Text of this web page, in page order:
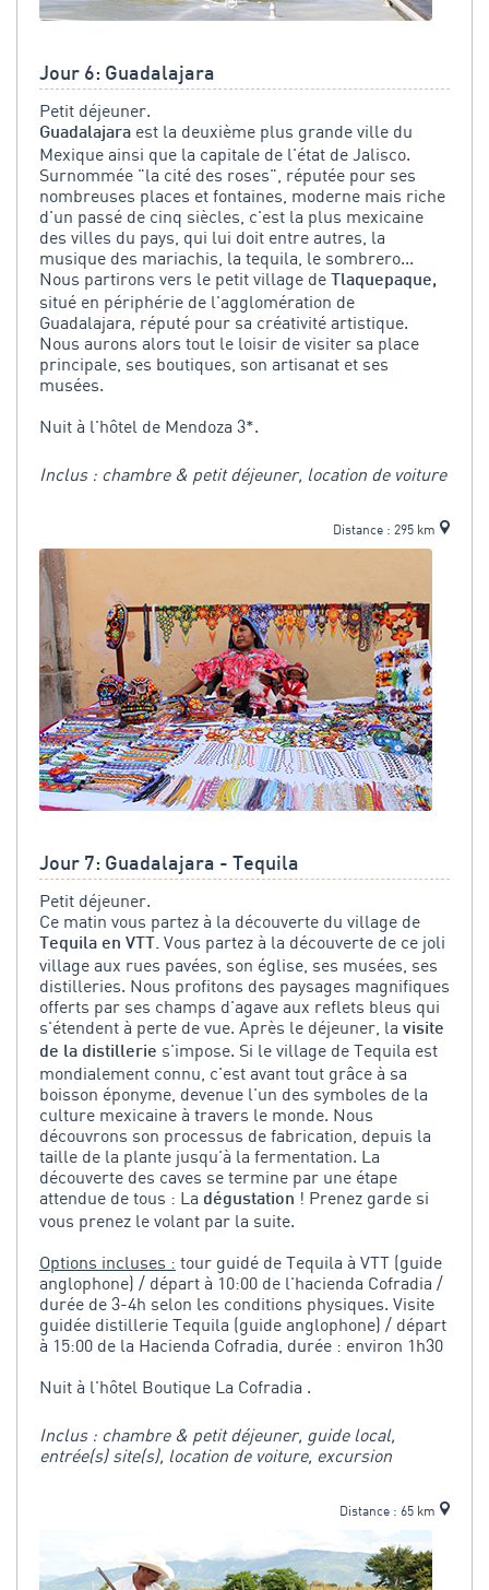
Jour 6: Guadalajara
Petit déjeuner.
Guadalajara est la deuxième plus grande ville du
Mexique ainsi que la capitale de l'état de Jalisco.
Surnommée "la cité des roses", réputée pour ses
nombreuses places et fontaines, moderne mais riche
d'un passé de cinq siècles, c'est la plus mexicaine
des villes du pays, qui lui doit entre autres, la
musique des mariachis, la tequila, le sombrero...
Nous partirons vers le petit village de
Tlaquepaque,
situé en périphérie de l'agglomération de
Guadalajara, réputé pour sa créativité artistique.
Nous aurons alors tout le loisir de visiter sa place
principale, ses boutiques, son artisanat et ses
musées.
Nuit à l'hôtel de Mendoza 3*.
Inclus : chambre & petit déjeuner, location de voiture
Distance : 295 km
Jour 7: Guadalajara - Tequila
Petit déjeuner.
Ce matin vous partez à la découverte du village de
Tequila en VTT. Vous partez à la découverte de ce joli
village aux rues pavées, son église, ses musées, ses
distilleries. Nous profitons des paysages magnifiques
offerts par ses champs d'agave aux reflets bleus qui
s'étendent à perte de vue. Après le déjeuner, la visite
de la distillerie s'impose. Si le village de Tequila est
mondialement connu, c'est avant tout grâce à sa
boisson éponyme, devenue l'un des symboles de la
culture mexicaine à travers le monde. Nous
découvrons son processus de fabrication, depuis la
taille de la plante jusqu'à la fermentation. La
découverte des caves se termine par une étape
attendue de tous : La dégustation ! Prenez garde si
vous prenez le volant par la suite.
Options incluses : tour guidé de Tequila à VTT (guide
anglophone) / départ à 10:00 de l'hacienda Cofradia /
durée de 3-4h selon les conditions physiques. Visite
guidée distillerie Tequila (guide anglophone) / départ
à 15:00 de la Hacienda Cofradia, durée : environ 1h30
Nuit à l'hôtel Boutique La Cofradia .
Inclus : chambre & petit déjeuner, guide local,
entrée(s) site(s), location de voiture, excursion
Distance : 65 km